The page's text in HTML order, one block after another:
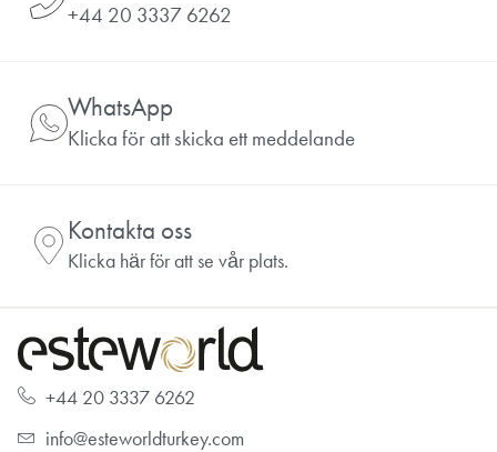
+44 20 3337 6262
WhatsApp
Klicka för att skicka ett meddelande
Kontakta oss
Klicka här för att se vår plats.
+44 20 3337 6262
info@esteworldturkey.com